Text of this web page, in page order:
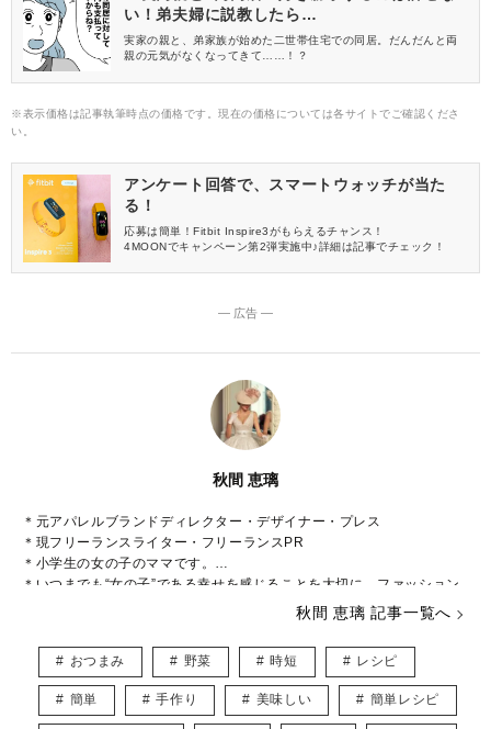
い！弟夫婦に説教したら…
実家の親と、弟家族が始めた二世帯住宅での同居。だんだんと両
親の元気がなくなってきて……！？
※表示価格は記事執筆時点の価格です。現在の価格については各サイトでご確認くださ
い。
アンケート回答で、スマートウォッチが当た
る！
応募は簡単！Fitbit Inspire3がもらえるチャンス！
4MOONでキャンペーン第2弾実施中♪詳細は記事でチェック！
― 広告 ―
秋間 恵璃
＊元アパレルブランドディレクター・デザイナー・プレス
＊現フリーランスライター・フリーランスPR
＊小学生の女の子のママです。
＊いつまでも“女の子”である幸せを感じることを大切に、ファッション
や美容などに関心をもって日々過ごしております♡
インスタグラム* @eriusa0325
https://instagram.com/eriusa0325/
メール* eriusa0325@gmail.com
(コンタクトはインスタグラムのDM、メールアドレスへお願いいたしま
秋間 恵璃 記事一覧へ
おつまみ 野菜 時短 レシピ
簡単 手作り 美味しい 簡単レシピ